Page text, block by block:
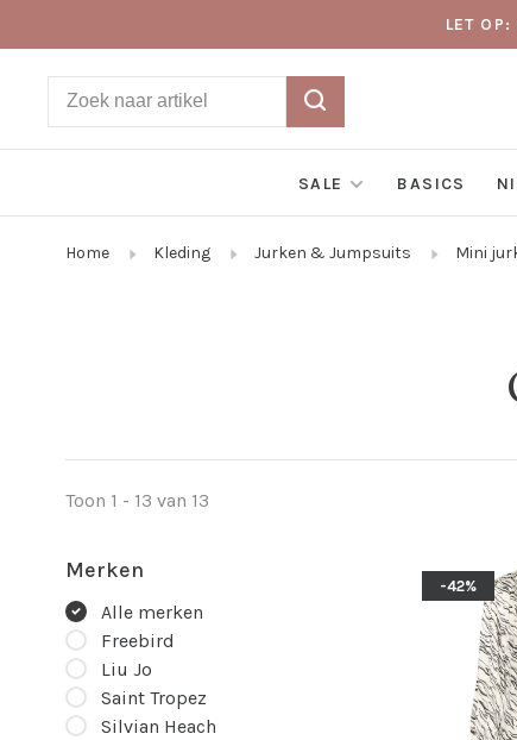
LET
SALE BASICS
Home Kleding Jurken & Jumpsuits Mini
Toon 1 - 13 van 13
Merken
Alle merken
Freebird
Liu Jo
Saint Tropez
Silvian Heach
-42%